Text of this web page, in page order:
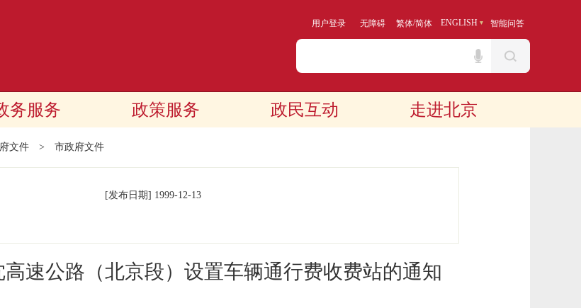
用户登录 无障碍 繁体/简体 ENGLISH 智能问答
务服务 政策服务 政民互动 走进北京
文件 > 市政府文件
[发布日期] 1999-12-13
速公路（北京段）设置车辆通行费收费站的通知